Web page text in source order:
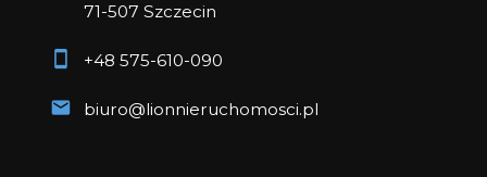
71-507 Szczecin
+48 575-610-090
biuro@lionnieruchomosci.pl